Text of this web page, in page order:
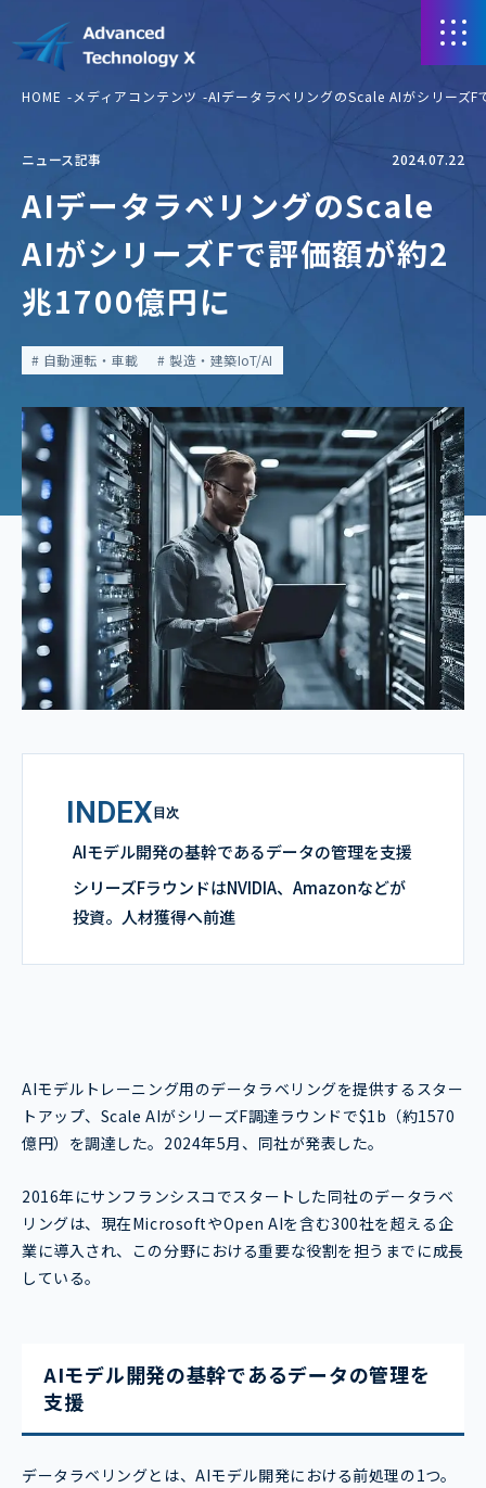
HOME メディアコンテンツ AIデータラベリングのScale AIがシリーズ
ニュース記事 2024.07.22
AIデータラベリングのScale
AIがシリーズFで評価額が約2
兆1700億円に
自動運転・車載 製造・建築IoT/AI
INDEX目次
AIモデル開発の基幹であるデータの管理を支援
シリーズFラウンドはNVIDIA、Amazonなどが
投資。人材獲得へ前進
AIモデルトレーニング用のデータラベリングを提供するスター
トアップ、Scale AIがシリーズF調達ラウンドで$1b（約1570
億円）を調達した。2024年5月、同社が発表した。
2016年にサンフランシスコでスタートした同社のデータラベ
リングは、現在MicrosoftやOpen AIを含む300社を超える企
業に導入され、この分野における重要な役割を担うまでに成長
している。
AIモデル開発の基幹であるデータの管理を
支援
データラベリングとは、AIモデル開発における前処理の1つ。